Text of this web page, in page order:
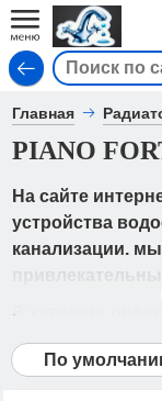
Главная
PIANO
На сайте
устройства
канализации.
В каталоге
биметалл -
мировых
По